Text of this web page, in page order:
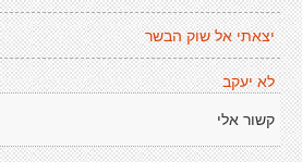
יצאתי אל שוק הבשר
לא יעקב
קשור אלי